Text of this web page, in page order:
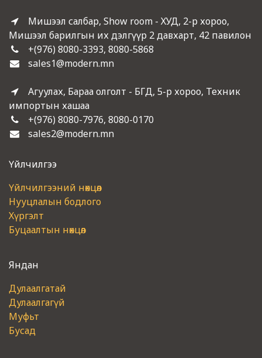
температурын тохируулга.
Халаалтын элементийн
нэгжийн "хуурай" бүсийг
бүрэн хасна.
Бүх төрөл цахилгаан
хүртэл.
Дуу чимээгүй ажиллагаа.
засьарлах боломжтой.
Хамгаалалтын зэрэг IP21.
Мишээл салбар, Show room - ХУД, 2-р хороо,
Мишээл барилгын их дэлгүүр 2 давхарт, 42 павилон
+(976) 8080-3393, 8080-5868
sales1@modern.mn
Агуулах, Бараа олголт - БГД, 5-р хороо, Техник
импортын хашаа
+(976) 8080-7976, 8080-0170
sales2@modern.mn
Үйлчилгээ
Үйлчилгээний нөхцөл
Нууцлалын бодлого
Хүргэлт
Буцаалтын нөхцөл
Яндан
Дулаалгатай
Дулаалгагүй
Муфьт
Бусад